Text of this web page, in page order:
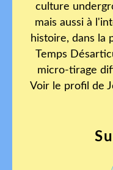
culture
mais aussi à
histoire, dans la
Temps
micro-tirage
Voir le profil de